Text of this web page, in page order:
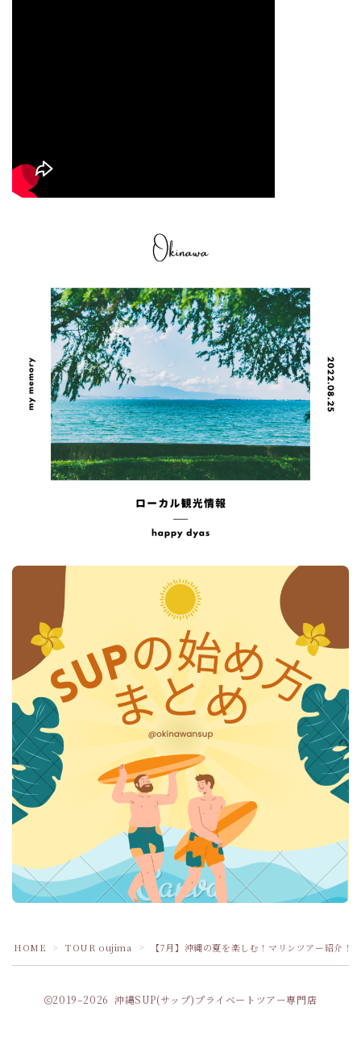
HOME ＞ TOUR oujima ＞ 【7月】沖縄の夏を楽しむ！マリンツアー紹介！
2019–2026 沖縄SUP(サップ)プライベートツアー専門店